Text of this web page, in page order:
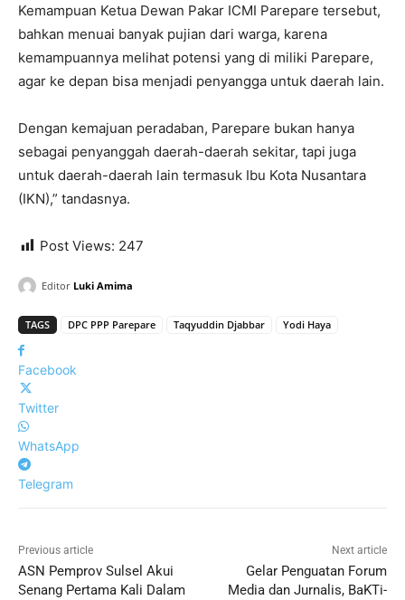
Kemampuan Ketua Dewan Pakar ICMI Parepare tersebut,
bahkan menuai banyak pujian dari warga, karena
kemampuannya melihat potensi yang di miliki Parepare,
agar ke depan bisa menjadi penyangga untuk daerah lain.
Dengan kemajuan peradaban, Parepare bukan hanya
sebagai penyanggah daerah-daerah sekitar, tapi juga
untuk daerah-daerah lain termasuk Ibu Kota Nusantara
(IKN),” tandasnya.
Post Views: 247
Editor Luki Amima
TAGS DPC PPP Parepare Taqyuddin Djabbar Yodi Haya
Facebook
Twitter
WhatsApp
Telegram
Previous article
ASN Pemprov Sulsel Akui
Senang Pertama Kali Dalam
Next article
Gelar Penguatan Forum
Media dan Jurnalis, BaKTi-